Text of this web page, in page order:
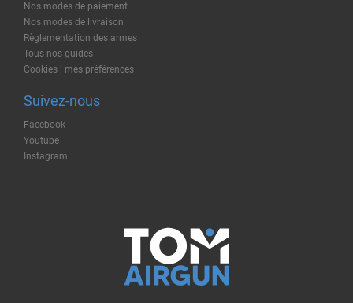
Nos modes de paiement
Nos modes de livraison
Règlementation des armes
Tous nos guides
Cookies : mes préférences
Suivez-nous
Facebook
Youtube
Instagram